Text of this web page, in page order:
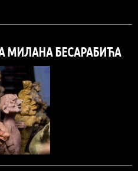
МИЛАНА БЕСАРАБИЋА